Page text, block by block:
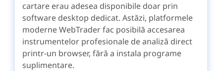
cartare erau adesea disponibile doar prin
software desktop dedicat. Astăzi, platformele
moderne WebTrader fac posibilă accesarea
instrumentelor profesionale de analiză direct
printr-un browser, fără a instala programe
suplimentare.